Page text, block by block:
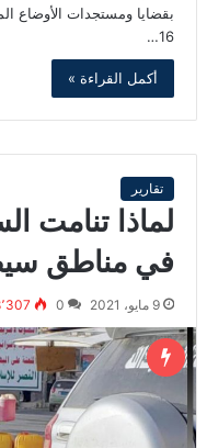
بقضايا ومستجدات الأوضاع
16…
أكمل القراءة »
تقارير
لماذا تنامت
في مناطق
9 مايو، 2021 0